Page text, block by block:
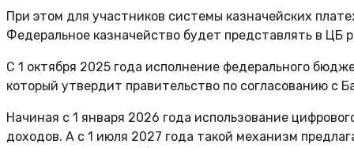
При этом для участников системы казначейских
Федеральное казначейство будет представлять в ЦБ
С 1 октября 2025 года исполнение федерального
который утвердит правительство по согласованию с
Начиная с 1 января 2026 года использование
доходов. А с 1 июля 2027 года такой механизм